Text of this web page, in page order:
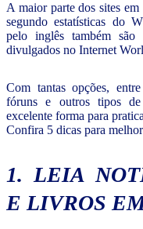
A maior parte dos sites
segundo estatísticas do
pelo inglês também
divulgados no Internet
Com tantas opções,
fóruns e outros tipos
excelente forma para
Confira 5 dicas para
1. LEIA
E LIVROS